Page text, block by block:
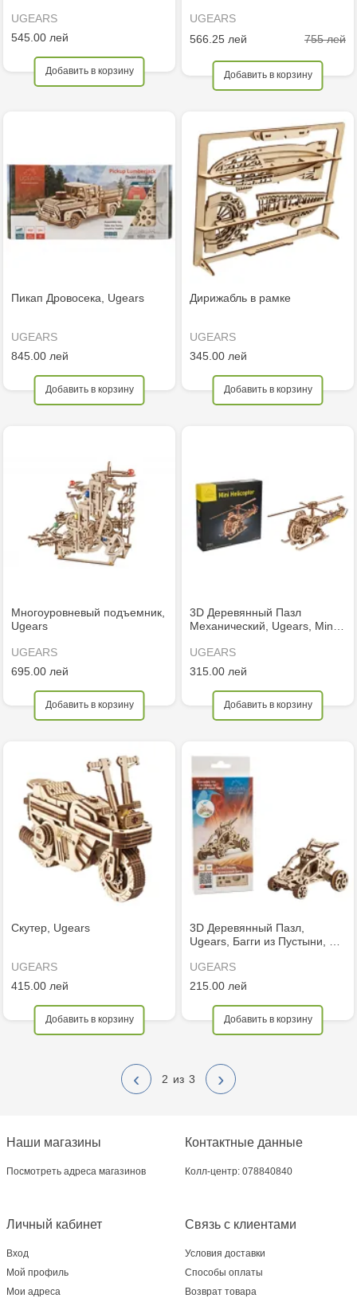
UGEARS
545.00 лей
Добавить в корзину
UGEARS
566.25 лей
755 лей
Добавить в корзину
Пикап Дровосека, Ugears
UGEARS
845.00 лей
Добавить в корзину
Дирижабль в рамке
UGEARS
345.00 лей
Добавить в корзину
Многоуровневый подъемник,
Ugears
UGEARS
695.00 лей
Добавить в корзину
3D Деревянный Пазл
Механический, Ugears, Min…
UGEARS
315.00 лей
Добавить в корзину
Скутер, Ugears
UGEARS
415.00 лей
Добавить в корзину
3D Деревянный Пазл,
Ugears, Багги из Пустыни, …
UGEARS
215.00 лей
Добавить в корзину
‹ 2 3 ›
Наши магазины
Посмотреть адреса магазинов
Связь с клиентами
Условия доставки
Способы оплаты
Возврат товара
Личный кабинет
Вход
Мой профиль
Мои адреса
Контактные данные
Колл-центр: 078840840